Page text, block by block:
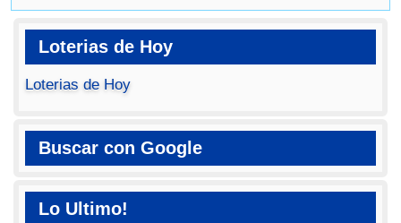
Loterias de Hoy
Loterias de Hoy
Buscar con Google
Lo Ultimo!